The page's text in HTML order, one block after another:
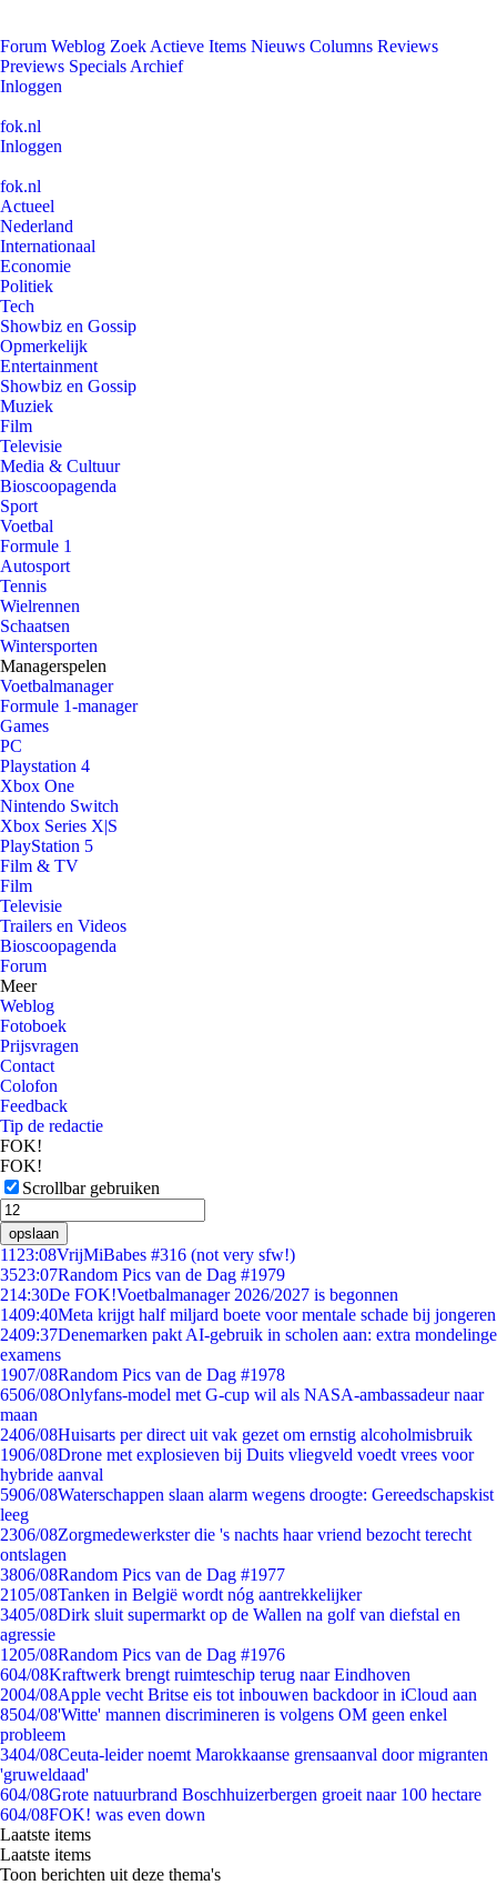
Forum Weblog Zoek Actieve Items Nieuws Columns Reviews
Previews Specials Archief
Inloggen
fok.nl
Inloggen
fok.nl
Actueel
Nederland
Internationaal
Economie
Politiek
Tech
Showbiz en Gossip
Opmerkelijk
Entertainment
Showbiz en Gossip
Muziek
Film
Televisie
Media & Cultuur
Bioscoopagenda
Sport
Voetbal
Formule 1
Autosport
Tennis
Wielrennen
Schaatsen
Wintersporten
Managerspelen
Voetbalmanager
Formule 1-manager
Games
PC
Playstation 4
Xbox One
Nintendo Switch
Xbox Series X|S
PlayStation 5
Film & TV
Film
Televisie
Trailers en Videos
Bioscoopagenda
Forum
Meer
Weblog
Fotoboek
Prijsvragen
Contact
Colofon
Feedback
Tip de redactie
FOK!
FOK!
Scrollbar gebruiken
opslaan
11 23:08VrijMiBabes #316 (not very sfw!)
3523:07Random Pics van de Dag #1979
214:30De FOK!Voetbalmanager 2026/2027 is begonnen
1409:40Meta krijgt half miljard boete voor mentale schade bij jongeren
2409:37Denemarken pakt AI-gebruik in scholen aan: extra mondelinge
examens
1907/08Random Pics van de Dag #1978
6506/08Onlyfans-model met G-cup wil als NASA-ambassadeur naar
maan
2406/08Huisarts per direct uit vak gezet om ernstig alcoholmisbruik
1906/08Drone met explosieven bij Duits vliegveld voedt vrees voor
hybride aanval
5906/08Waterschappen slaan alarm wegens droogte: Gereedschapskist
leeg
2306/08Zorgmedewerkster die 's nachts haar vriend bezocht terecht
ontslagen
3806/08Random Pics van de Dag #1977
2105/08Tanken in België wordt nóg aantrekkelijker
3405/08Dirk sluit supermarkt op de Wallen na golf van diefstal en
agressie
1205/08Random Pics van de Dag #1976
604/08Kraftwerk brengt ruimteschip terug naar Eindhoven
2004/08Apple vecht Britse eis tot inbouwen backdoor in iCloud aan
8504/08'Witte' mannen discrimineren is volgens OM geen enkel
probleem
3404/08Ceuta-leider noemt Marokkaanse grensaanval door migranten
'gruweldaad'
604/08Grote natuurbrand Boschhuizerbergen groeit naar 100 hectare
604/08FOK! was even down
Laatste items
Laatste items
Toon berichten uit deze thema's